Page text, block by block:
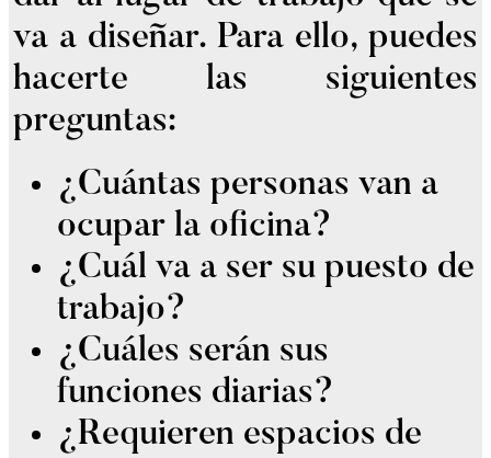
va a diseñar. Para ello, puedes
hacerte las siguientes
preguntas:
¿Cuántas personas van a
ocupar la oficina?
¿Cuál va a ser su puesto de
trabajo?
¿Cuáles serán sus
funciones diarias?
¿Requieren espacios de